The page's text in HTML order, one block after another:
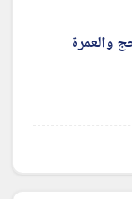
والعمرة